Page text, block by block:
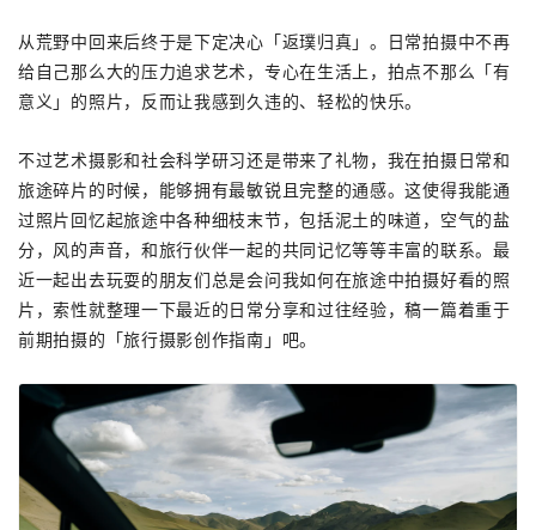
从荒野中回来后终于是下定决心「返璞归真」。日常拍摄中不再
给自己那么大的压力追求艺术，专心在生活上，拍点不那么「有
意义」的照片，反而让我感到久违的、轻松的快乐。
不过艺术摄影和社会科学研习还是带来了礼物，我在拍摄日常和
旅途碎片的时候，能够拥有最敏锐且完整的通感。这使得我能通
过照片回忆起旅途中各种细枝末节，包括泥土的味道，空气的盐
分，风的声音，和旅行伙伴一起的共同记忆等等丰富的联系。最
近一起出去玩耍的朋友们总是会问我如何在旅途中拍摄好看的照
片，索性就整理一下最近的日常分享和过往经验，稿一篇着重于
前期拍摄的「旅行摄影创作指南」吧。